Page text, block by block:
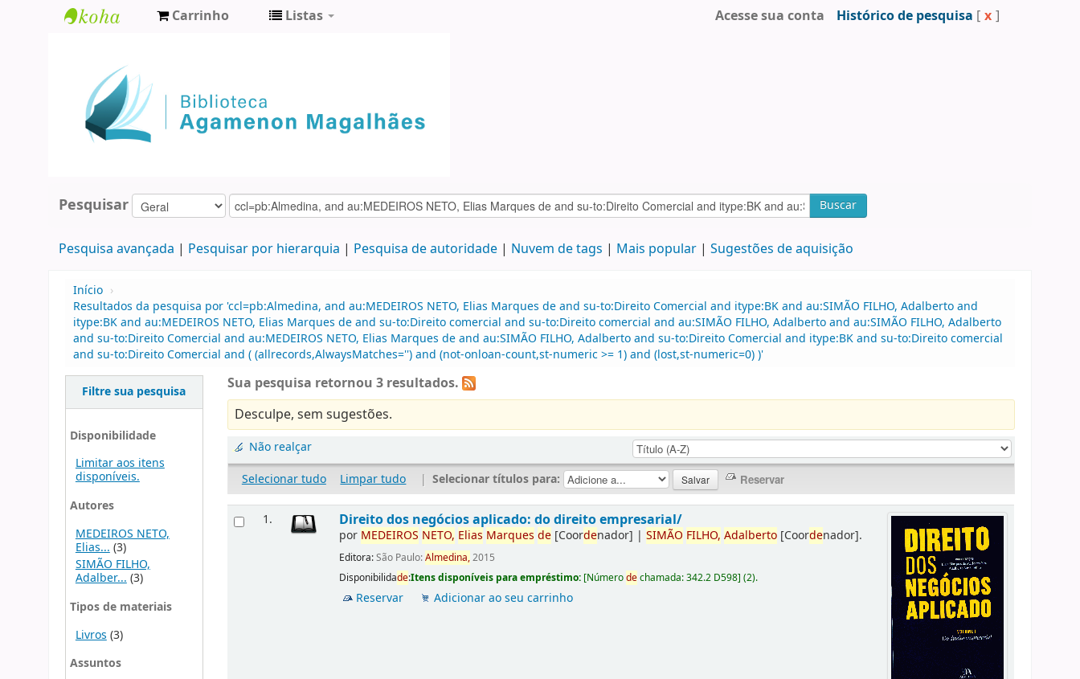
Agamenon
Magalhães
Carrinho Listas Acesse sua conta Histórico de pesquisa [ x ]
Pesquisar Buscar
Pesquisa avançada Pesquisar por hierarquia Pesquisa de autoridade Nuvem de tags Mais popular Sugestões de aquisição
Início ›
Resultados da pesquisa por 'ccl=pb:Almedina, and au:MEDEIROS NETO, Elias Marques de and su-to:Direito Comercial and itype:BK and au:SIMÃO FILHO, Adalberto and
itype:BK and au:MEDEIROS NETO, Elias Marques de and su-to:Direito comercial and su-to:Direito comercial and au:SIMÃO FILHO, Adalberto and au:SIMÃO FILHO, Adalberto
and su-to:Direito Comercial and au:MEDEIROS NETO, Elias Marques de and au:SIMÃO FILHO, Adalberto and su-to:Direito Comercial and itype:BK and su-to:Direito comercial
and su-to:Direito Comercial and ( (allrecords,AlwaysMatches='') and (not-onloan-count,st-numeric >= 1) and (lost,st-numeric=0) )'
Filtre sua pesquisa
Disponibilidade
Limitar aos itens
disponíveis.
Autores
MEDEIROS NETO,
Elias... (3)
SIMÃO FILHO,
Adalber...(3)
Tipos de materiais
Livros (3)
Assuntos
Sua pesquisa retornou 3 resultados.
Desculpe, sem sugestões.
Não realçar
Selecionar tudo
Limpar tudo | Selecionar títulos para:
1. Direito dos negócios aplicado: do direito empresarial/
por MEDEIROS NETO, Elias Marques de [Coordenador] |SIMÃO FILHO, Adalberto [Coordenador].
Editora:São Paulo:Almedina,2015
Disponibilidade:Itens disponíveis para empréstimo: [Númerodechamada:342.2 D598](2).
Reservar Adicionar ao seu carrinho